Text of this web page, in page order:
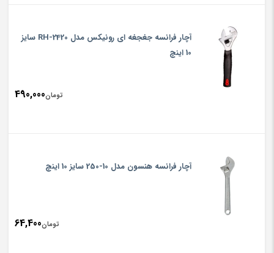
آچار فرانسه جغجغه‌ ای رونیکس مدل RH-2420 سایز
10 اینچ
تومان490,000
آچار فرانسه هنسون مدل 10-250 سایز 10 اینچ
تومان64,400